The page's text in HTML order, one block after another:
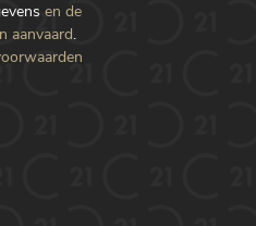
en de
aanvaard.